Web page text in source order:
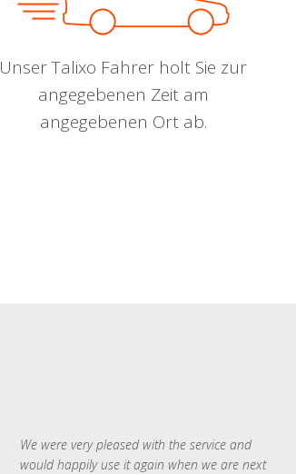
Unser Talixo Fahrer holt Sie zur
angegebenen Zeit am
angegebenen Ort ab.
We were very pleased with the service and
would happily use it again when we are next